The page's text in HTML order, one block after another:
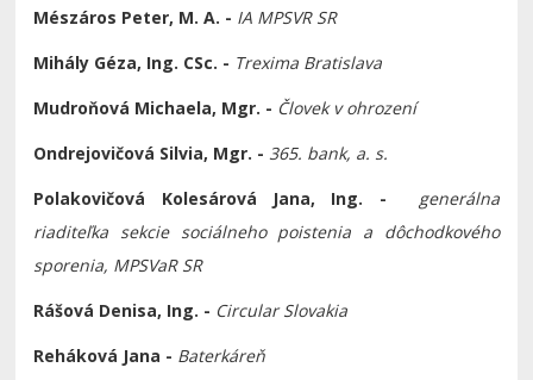
Mészáros Peter, M. A. - IA MPSVR SR
Mihály Géza, Ing. CSc. - Trexima Bratislava
Mudroňová Michaela, Mgr. - Človek v ohrození
Ondrejovičová Silvia, Mgr. - 365. bank, a. s.
Polakovičová Kolesárová Jana, Ing. -
generálna
riaditeľka sekcie sociálneho poistenia a dôchodkového
sporenia, MPSVaR SR
Rášová Denisa, Ing. - Circular Slovakia
Reháková Jana - Baterkáreň